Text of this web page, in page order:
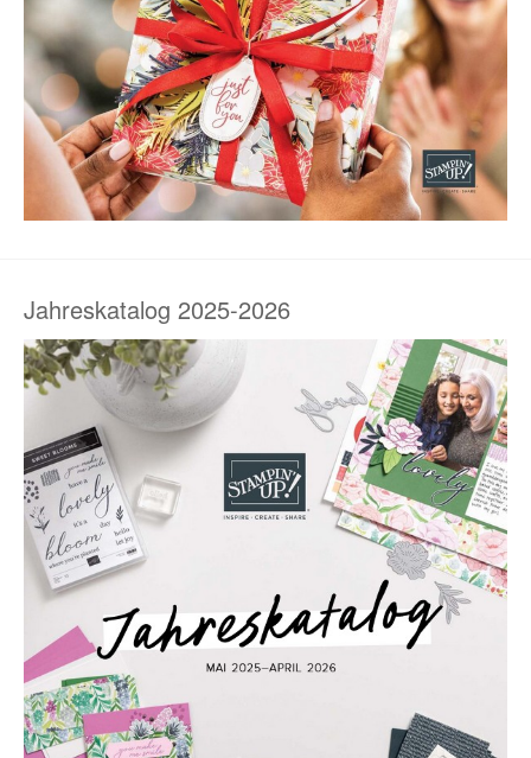
Jahreskatalog 2025-2026